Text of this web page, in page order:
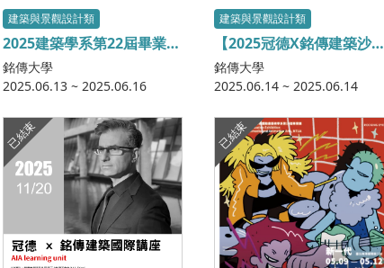
建築與景觀設計類
2025建築學系第22屆畢業設
計成果展-UNBOUNDED
0/1+ 無盡疆域
銘傳大學
2025.06.13 ~ 2025.06.16
建築與景觀設計類
【2025冠德X銘傳建築沙龍
講座】建築的自然系
銘傳大學
2025.06.14 ~ 2025.06.14
已結束 已結束